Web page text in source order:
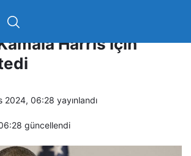
Barack Obama
Harris için
2024, 06:28 yayınlandı
güncellendi